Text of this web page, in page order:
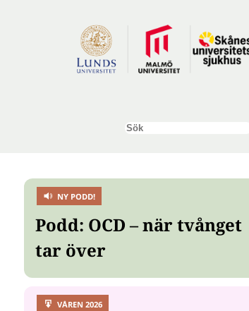
Sök
NY PODD!
Podd: OCD – när tvånget
tar över
VÅREN 2026